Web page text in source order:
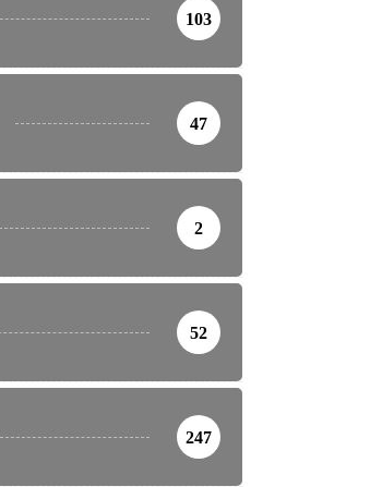
103
47
2
52
247